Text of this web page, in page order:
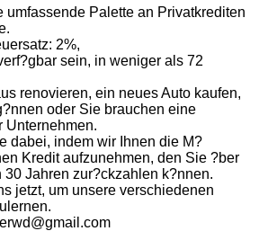
umfassende Palette an Privatkrediten
2%,
sein, in weniger als 72
renovieren, ein neues Auto kaufen,
oder Sie brauchen eine
Unternehmen.
dabei, indem wir Ihnen die M?
Kredit aufzunehmen, den Sie ?ber
Jahren zur?ckzahlen k?nnen.
jetzt, um unsere verschiedenen